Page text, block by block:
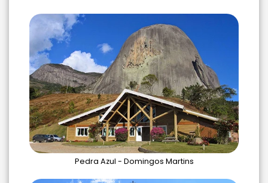
Pedra Azul - Domingos Martins